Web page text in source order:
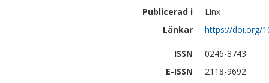
Publicerad i
Linx
Länkar
https://doi.org/
ISSN
0246-8743
E-ISSN
2118-9692